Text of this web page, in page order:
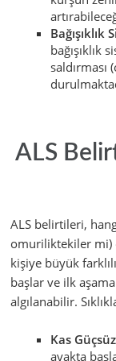
bağışıklık
ALS
ALS belirtileri,
omuriliktekiler mi)
kişiye büyük
başlar ve ilk
algılanabilir.
Kas
ayakta